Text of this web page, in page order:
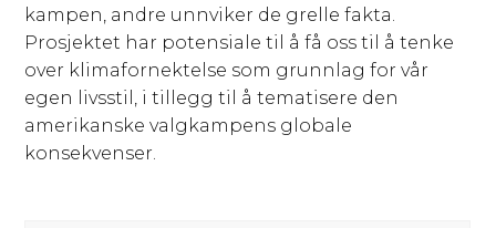
kampen, andre unnviker de grelle fakta.
Prosjektet har potensiale til å få oss til å tenke
over klimafornektelse som grunnlag for vår
egen livsstil, i tillegg til å tematisere den
amerikanske valgkampens globale
konsekvenser.